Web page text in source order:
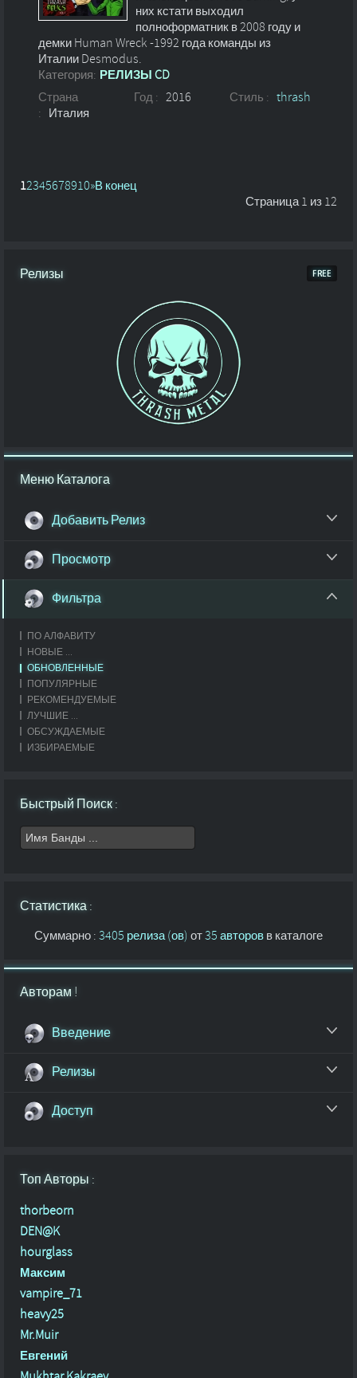
них кстати выходил
полноформатник в 2008 году и
демки Human Wreck -1992 года команды из
Италии Desmodus.
Категория: РЕЛИЗЫ CD
Страна
:
Италия
Год : 2016 Стиль : thrash
Страница 1 из 12
12345678910»В конец
Релизы
Меню Каталога
Добавить Релиз
Просмотр
Фильтра
ПО АЛФАВИТУ
НОВЫЕ ...
ОБНОВЛЕННЫЕ
ПОПУЛЯРНЫЕ
РЕКОМЕНДУЕМЫЕ
ЛУЧШИЕ ...
ОБСУЖДАЕМЫЕ
ИЗБИРАЕМЫЕ
Быстрый Поиск :
Статистика :
Суммарно : 3405 релиза (ов) от35 авторов в каталоге
Авторам !
Введение
Релизы
Доступ
Топ Авторы :
thorbeorn
DEN@K
hourglass
Максим
vampire_71
heavy25
Mr.Muir
Евгений